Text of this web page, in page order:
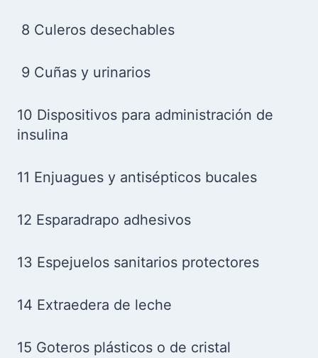
8 Culeros desechables
9 Cuñas y urinarios
10 Dispositivos para administración de
insulina
11 Enjuagues y antisépticos bucales
12 Esparadrapo adhesivos
13 Espejuelos sanitarios protectores
14 Extraedera de leche
15 Goteros plásticos o de cristal